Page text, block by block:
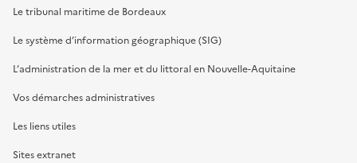
Le tribunal maritime de Bordeaux
Le système d’information géographique (SIG)
L’administration de la mer et du littoral en Nouvelle-Aquitaine
Vos démarches administratives
Les liens utiles
Sites extranet